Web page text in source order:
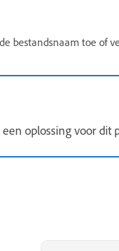
bestandsnaam toe of
oplossing voor dit